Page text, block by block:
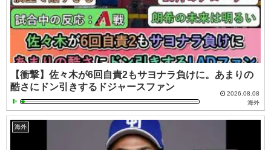
【衝撃】佐々木が6回自責2もサヨナラ負けに。あまりの
酷さにドン引きするドジャースファン
2026.08.08
海外
海外